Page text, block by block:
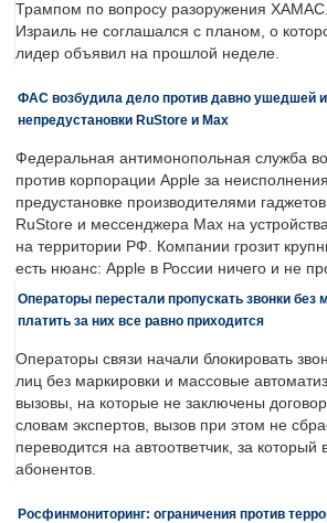
Трампом по вопросу разоружения
Израиль не соглашался с планом, о
лидер объявил на прошлой неделе.
ФАС возбудила дело против давно ушедшей
непредустановки RuStore и Max
Федеральная антимонопольная служба
против корпорации Apple за
предустановке производителями
RuStore и мессенджера Max на
на территории РФ. Компании грозит
есть нюанс: Apple в России ничего и не
Операторы перестали пропускать звонки без
платить за них все равно приходится
Операторы связи начали блокировать
лиц без маркировки и массовые
вызовы, на которые не заключены
словам экспертов, вызов при этом не
переводится на автоответчик, за который
абонентов.
Росфинмониторинг: ограничения против